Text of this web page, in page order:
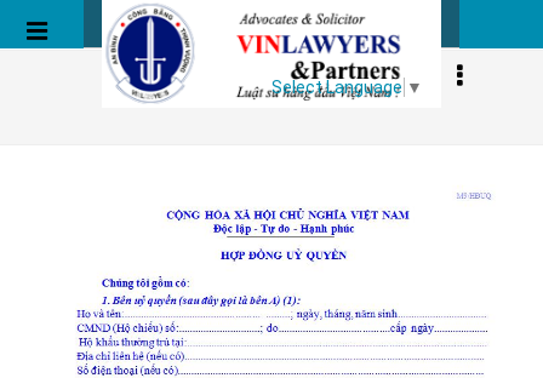
Select Language ▼
MẪU HỢP ĐỒNG